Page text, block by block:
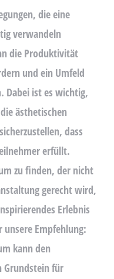
die eine
verwandeln
die Produktivität
und ein Umfeld
Dabei ist es wichtig,
ästhetischen
dass
erfüllt.
zu finden, der nicht
gerecht wird,
Erlebnis
Empfehlung:
kann den
Grundstein für